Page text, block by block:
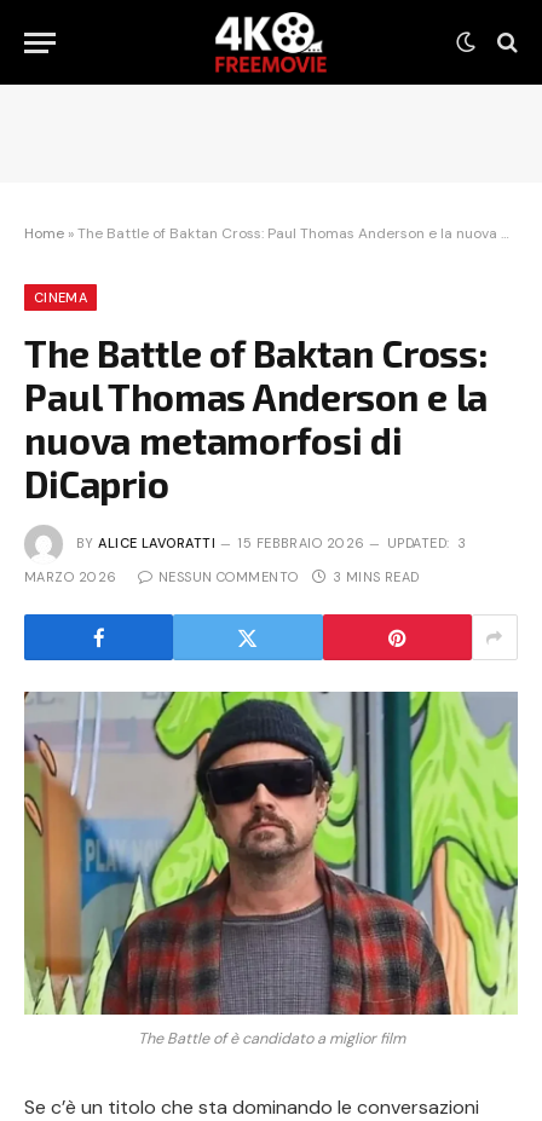
Home »The Battle of Baktan Cross: Paul Thomas Anderson e la nuova metamorfosi di DiCaprio
CINEMA
The Battle of Baktan Cross:
Paul Thomas Anderson e la
nuova metamorfosi di
DiCaprio
BY ALICE LAVORATTI 15 FEBBRAIO 2026 UPDATED: 3
MARZO 2026 NESSUN COMMENTO 3 MINS READ
The Battle of è candidato a miglior film
Se c’è un titolo che sta dominando le conversazioni